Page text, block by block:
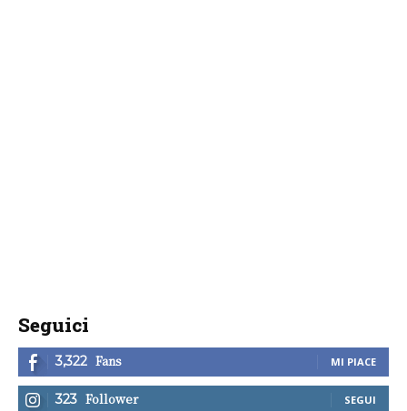
Seguici
3,322 Fans MI PIACE
323 Follower SEGUI